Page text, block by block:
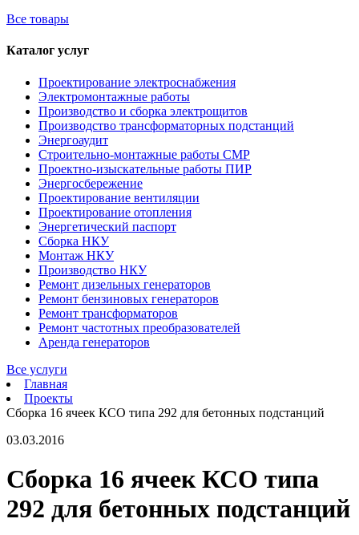
Все товары
Каталог услуг
Проектирование электроснабжения
Электромонтажные работы
Производство и сборка электрощитов
Производство трансформаторных подстанций
Энергоаудит
Строительно-монтажные работы СМР
Проектно-изыскательные работы ПИР
Энергосбережение
Проектирование вентиляции
Проектирование отопления
Энергетический паспорт
Сборка НКУ
Монтаж НКУ
Производство НКУ
Ремонт дизельных генераторов
Ремонт бензиновых генераторов
Ремонт трансформаторов
Ремонт частотных преобразователей
Аренда генераторов
Все услуги
Главная
Проекты
Сборка 16 ячеек КСО типа 292 для бетонных подстанций
03.03.2016
Сборка 16 ячеек КСО типа
292 для бетонных подстанций